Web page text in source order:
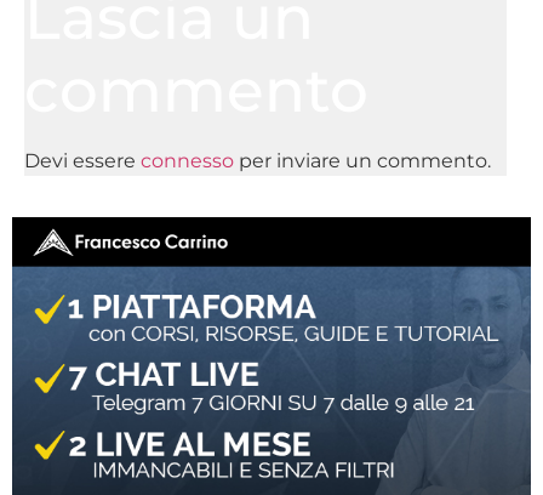
Devi essere connesso per inviare un commento.